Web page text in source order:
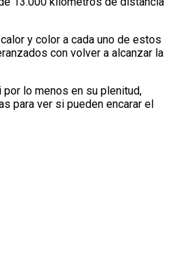
y color a cada uno de estos
con volver a alcanzar la
lo menos en su plenitud,
para ver si pueden encarar el